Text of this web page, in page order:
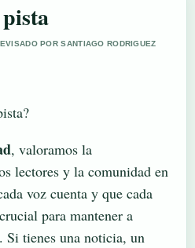
POR SANTIAGO RODRIGUEZ
, valoramos la
lectores y la comunidad en
voz cuenta y que cada
para mantener a
Si tienes una noticia, un